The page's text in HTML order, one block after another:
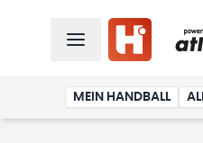
MEIN HANDBALL